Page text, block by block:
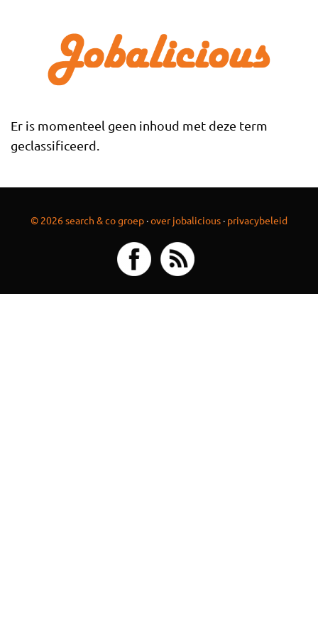
Er is momenteel geen inhoud met deze term
geclassificeerd.
© 2026 search & co groep ·over jobalicious · privacybeleid